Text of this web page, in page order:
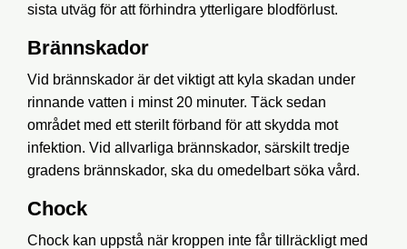
sista utväg för att förhindra ytterligare blodförlust.
Brännskador
Vid brännskador är det viktigt att kyla skadan under
rinnande vatten i minst 20 minuter. Täck sedan
området med ett sterilt förband för att skydda mot
infektion. Vid allvarliga brännskador, särskilt tredje
gradens brännskador, ska du omedelbart söka vård.
Chock
Chock kan uppstå när kroppen inte får tillräckligt med